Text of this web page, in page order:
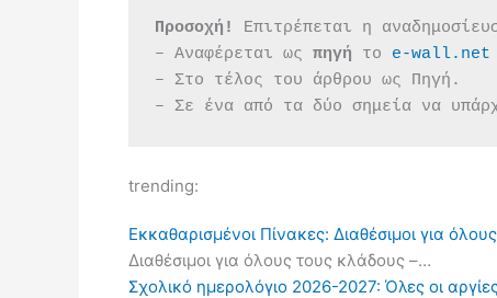
Προσοχή!
Επιτρέπεται η
– Αναφέρεται ως πηγή το e-wall.net
– Στο τέλος του άρθρου ως Πηγή.
– Σε ένα από τα δύο σημεία να
trending:
Εκκαθαρισμένοι Πίνακες: Διαθέσιμοι για
Διαθέσιμοι για όλους τους κλάδους –…
Σχολικό ημερολόγιο 2026-2027: Όλες οι